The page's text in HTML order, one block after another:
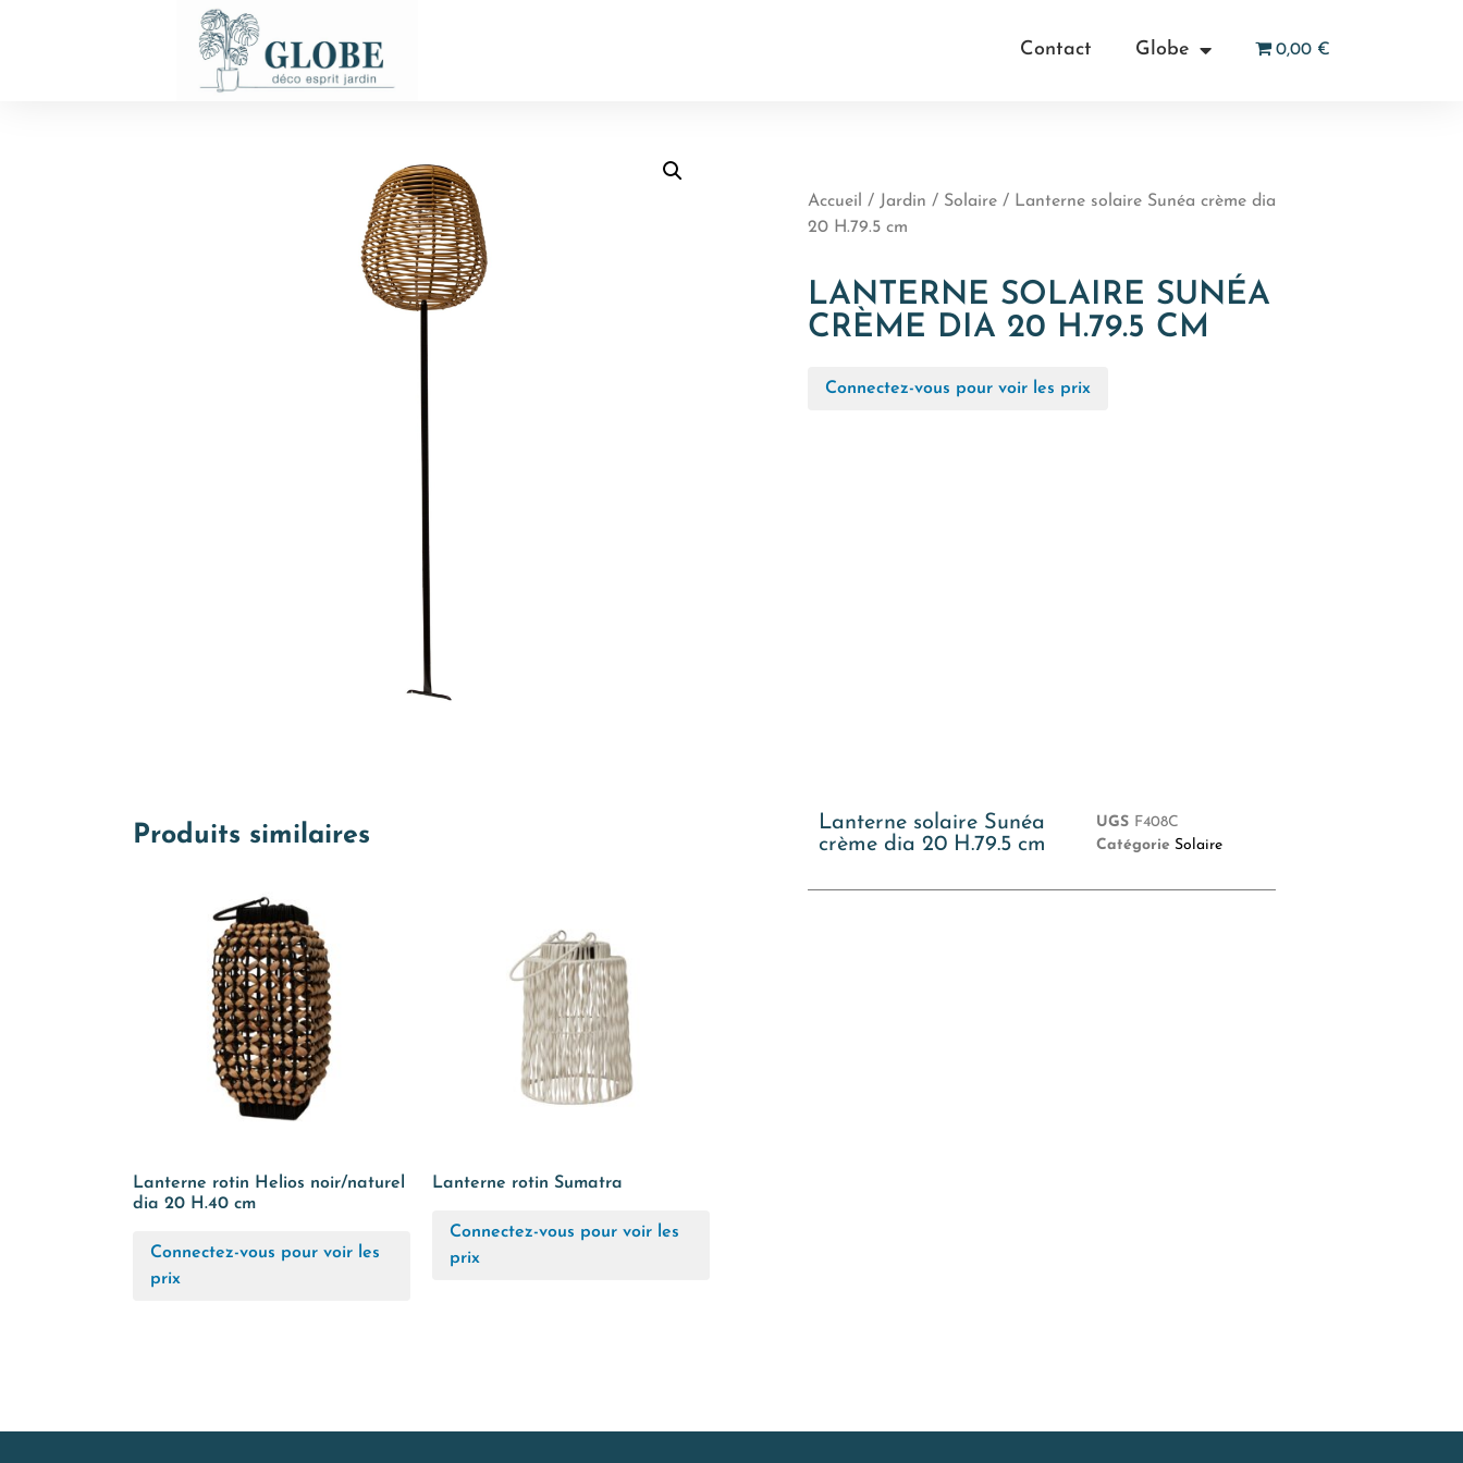
Contact Globe 0,00 €
Accueil / Jardin / Solaire / Lanterne solaire Sunéa crème dia
20 H.79.5 cm
LANTERNE SOLAIRE SUNÉA
CRÈME DIA 20 H.79.5 CM
Connectez-vous pour voir les prix
Produits similaires
Lanterne rotin Helios noir/naturel
dia 20 H.40 cm
Connectez-vous pour voir les
prix
Lanterne rotin Sumatra
Connectez-vous pour voir les
prix
Lanterne solaire Sunéa
crème dia 20 H.79.5 cm
UGS F408C
Catégorie Solaire